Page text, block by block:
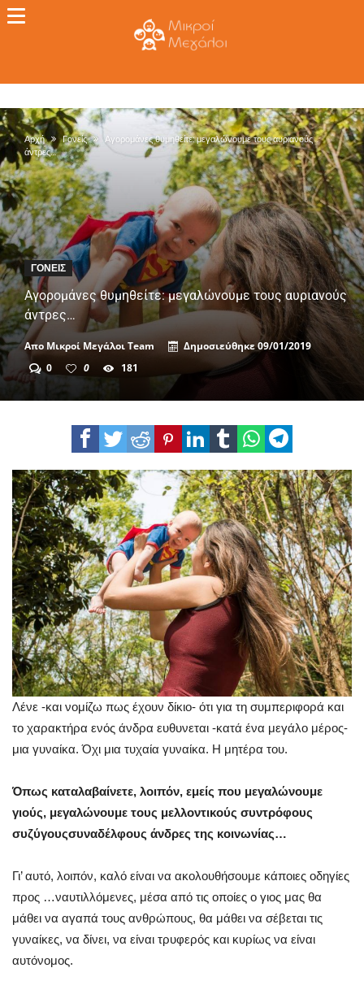
Αρχή Γονείς
Αγορομάνες θυμηθείτε: μεγαλώνουμε τους αυριανούς
άντρες…
ΓΟΝΕΊΣ
Αγορομάνες θυμηθείτε: μεγαλώνουμε τους αυριανούς
άντρες…
Απο Μικροί Μεγάλοι Team Δημοσιεύθηκε09/01/2019
0
0 181
Λένε -και νομίζω πως έχουν δίκιο- ότι για τη συμπεριφορά και
το χαρακτήρα ενός άνδρα ευθυνεται -κατά ένα μεγάλο μέρος-
μια γυναίκα. Όχι μια τυχαία γυναίκα. Η μητέρα του.
Όπως καταλαβαίνετε, λοιπόν, εμείς που μεγαλώνουμε
γιούς, μεγαλώνουμε τους μελλοντικούς συντρόφους
συζύγουςσυναδέλφους άνδρες της κοινωνίας…
Γι’ αυτό, λοιπόν, καλό είναι να ακολουθήσουμε κάποιες οδηγίες
προς …ναυτιλλόμενες, μέσα από τις οποίες ο γιος μας θα
μάθει να αγαπά τους ανθρώπους, θα μάθει να σέβεται τις
γυναίκες, να δίνει, να είναι τρυφερός και κυρίως να είναι
αυτόνομος.